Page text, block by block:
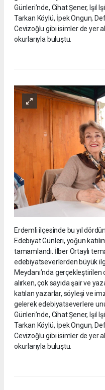
Günleri’nde, Cihat Şener, Işıl
Tarkan Köylü, İpek Ongun,
Cevizoğlu gibi isimler de yer
okurlarıyla buluştu.
Erdemli ilçesinde bu yıl
Edebiyat Günleri, yoğun
tamamlandı. İlber Ortaylı
edebiyatseverlerden büyük
Meydanı’nda
alırken, çok sayıda şair ve
katılan yazarlar, söyleşi ve
gelerek edebiyatseverlere
Günleri’nde, Cihat Şener, Işıl
Tarkan Köylü, İpek Ongun,
Cevizoğlu gibi isimler de yer
okurlarıyla buluştu.